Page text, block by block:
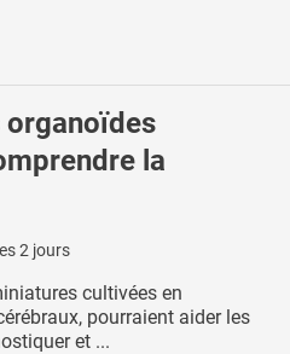
organoïdes
la
2 jours
cultivées en
pourraient aider les
et ...